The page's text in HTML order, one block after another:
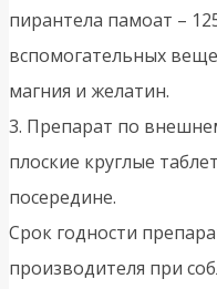
пирантела памоат –
вспомогательных
магния и желатин.
3. Препарат по
плоские круглые
посередине.
Срок годности
производителя при